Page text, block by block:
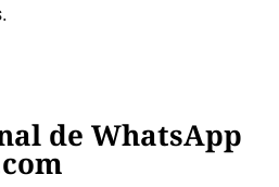
de WhatsApp